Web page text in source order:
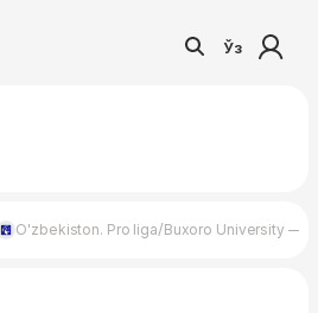
Ўз
O'zbekiston. Pro liga/Buxoro University —